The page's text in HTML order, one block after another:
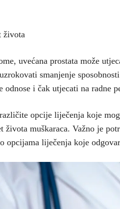
života
uvećana prostata može
smanjenje
odnose i čak utjecati na radne
opcije liječenja koje
života muškaraca. Važno je
opcijama liječenja koje